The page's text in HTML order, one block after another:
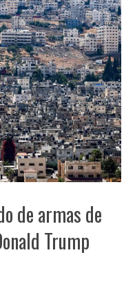
de armas de
Trump